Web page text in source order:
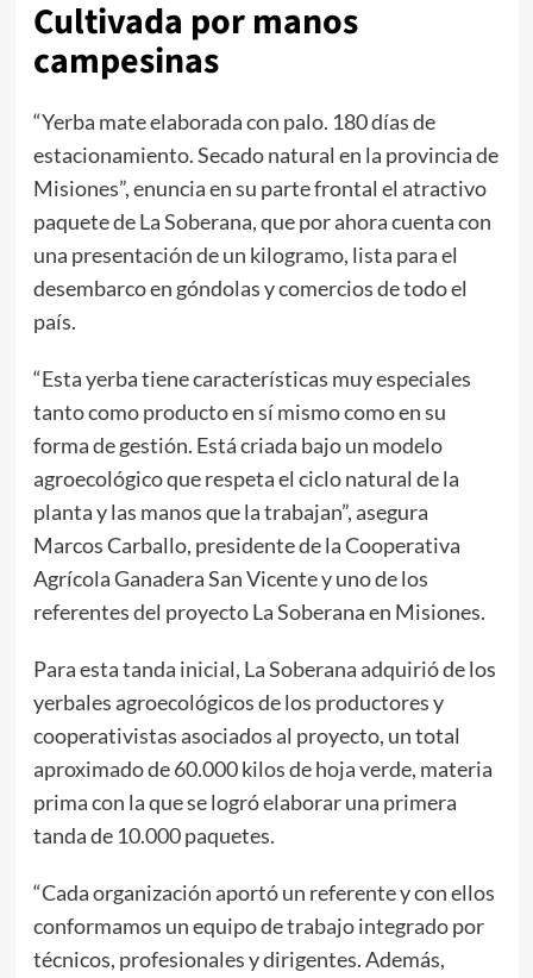
Cultivada por manos
campesinas
“Yerba mate elaborada con palo. 180 días de
estacionamiento. Secado natural en la provincia de
Misiones”, enuncia en su parte frontal el atractivo
paquete de La Soberana, que por ahora cuenta con
una presentación de un kilogramo, lista para el
desembarco en góndolas y comercios de todo el
país.
“Esta yerba tiene características muy especiales
tanto como producto en sí mismo como en su
forma de gestión. Está criada bajo un modelo
agroecológico que respeta el ciclo natural de la
planta y las manos que la trabajan”, asegura
Marcos Carballo, presidente de la Cooperativa
Agrícola Ganadera San Vicente y uno de los
referentes del proyecto La Soberana en Misiones.
Para esta tanda inicial, La Soberana adquirió de los
yerbales agroecológicos de los productores y
cooperativistas asociados al proyecto, un total
aproximado de 60.000 kilos de hoja verde, materia
prima con la que se logró elaborar una primera
tanda de 10.000 paquetes.
“Cada organización aportó un referente y con ellos
conformamos un equipo de trabajo integrado por
técnicos, profesionales y dirigentes. Además,